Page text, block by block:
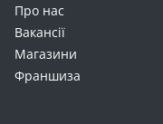
Про нас
Вакансії
Магазини
Франшиза